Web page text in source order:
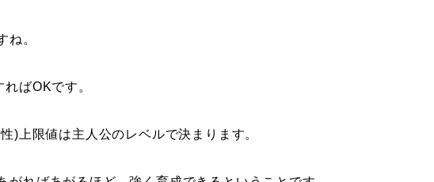
ね。
ばOKです。
)上限値は主人公のレベルで決まります。